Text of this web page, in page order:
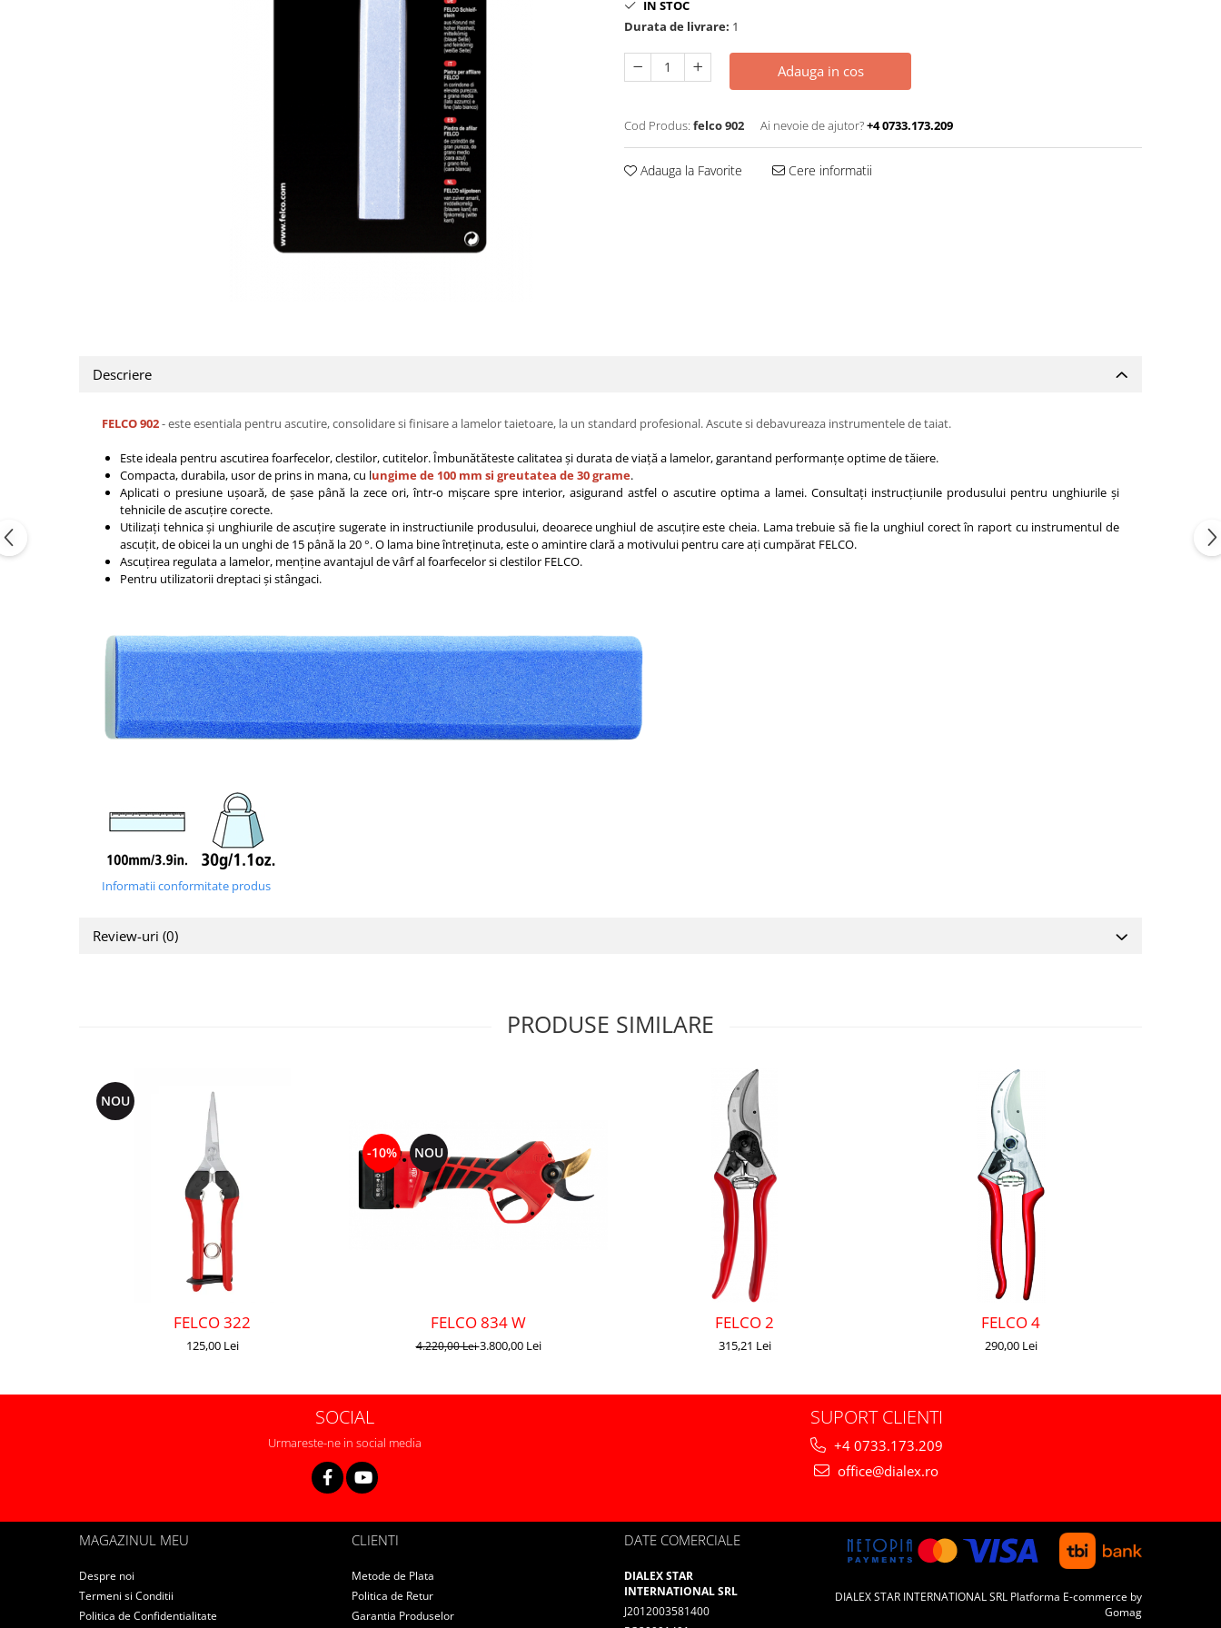
IN STOC
Durata de livrare: 1
Adauga in cos
Cod Produs: felco 902 Ai nevoie de ajutor?+4 0733.173.209
Adauga la Favorite Cere informatii
Descriere
FELCO 902- este esentiala pentru ascutire, consolidare si finisare a lamelor taietoare, la un standard profesional. Ascute si debavureaza instrumentele de taiat.
Este ideala pentru ascutirea foarfecelor, clestilor, cutitelor. Îmbunătăteste calitatea și durata de viață a lamelor, garantand performanțe optime de tăiere.
Compacta, durabila, usor de prins in mana, cu lungime de 100 mm si greutatea de 30 grame.
Aplicati o presiune ușoară, de șase până la zece ori, într-o mișcare spre interior, asigurand astfel o ascutire optima a lamei. Consultați instrucțiunile produsului pentru unghiurile și
tehnicile de ascuțire corecte.
Utilizați tehnica și unghiurile de ascuțire sugerate in instructiunile produsului, deoarece unghiul de ascuțire este cheia. Lama trebuie să fie la unghiul corect în raport cu instrumentul de
ascuțit, de obicei la un unghi de 15 până la 20 °. O lama bine întreținuta, este o amintire clară a motivului pentru care ați cumpărat FELCO.
Ascuțirea regulata a lamelor, menține avantajul de vârf al foarfecelor si clestilor FELCO.
Pentru utilizatorii dreptaci și stângaci.
Informatii conformitate produs
Review-uri (0)
PRODUSE SIMILARE
NOU
FELCO 322
125,00 Lei
-10% NOU
FELCO 834 W
4.220,00 Lei3.800,00 Lei
FELCO 2
315,21 Lei
FELCO 4
290,00 Lei
SOCIAL
Urmareste-ne in social media
SUPORT CLIENTI
+4 0733.173.209
office@dialex.ro
MAGAZINUL MEU
Despre noi
Termeni si Conditii
Politica de Confidentialitate
CLIENTI
Metode de Plata
Politica de Retur
Garantia Produselor
DATE COMERCIALE
DIALEX STAR
INTERNATIONAL SRL
J2012003581400
DIALEX STAR INTERNATIONAL SRL Platforma E-commerce by
Gomag